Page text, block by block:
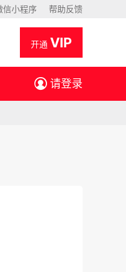
信小程序 帮助反馈
开通 VIP
请登录